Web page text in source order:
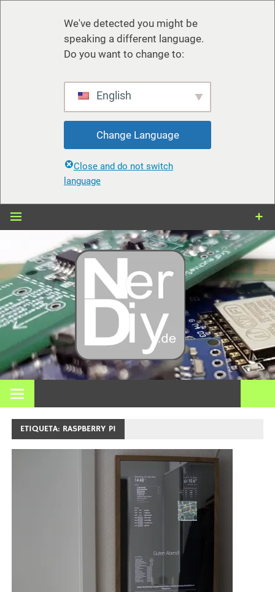
We've detected you might be
speaking a different language.
Do you want to change to:
English
Change Language
Close and do not switch
language
Zum
3D y
En nerdiy.de, todo gira en torno a la electrónica, el bricolaje,
la impresión 3D, el hogar inteligente y muchos otros temas
ETIQUETA: RASPBERRY PI